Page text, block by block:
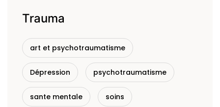
Trauma
art et psychotraumatisme
Dépression psychotraumatisme
sante mentale soins